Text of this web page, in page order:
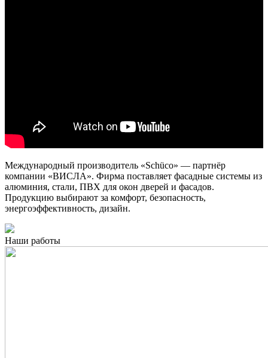
Международный производитель «Schüco» — партнёр
компании «ВИСЛА». Фирма поставляет фасадные системы из
алюминия, стали, ПВХ для окон дверей и фасадов.
Продукцию выбирают за комфорт, безопасность,
энергоэффективность, дизайн.
Наши работы